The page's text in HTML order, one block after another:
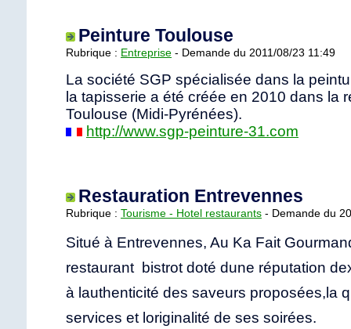
Peinture Toulouse
Rubrique : Entreprise - Demande du 2011/08/23 11:49
La société SGP spécialisée dans la
la tapisserie a été créée en 2010 dans la
Toulouse (Midi-Pyrénées).
http://www.sgp-peinture-31.com
Restauration Entrevennes
Rubrique : Tourisme - Hotel restaurants - Demande du
Situé à Entrevennes, Au Ka Fait
restaurant  bistrot doté dune réputation
à lauthenticité des saveurs proposées,la
services et loriginalité de ses soirées.